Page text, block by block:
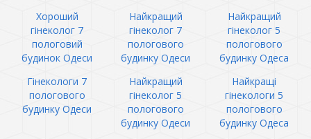
Хороший
гінеколог 7
пологовий
будинок Одеси
Найкращий
гінеколог 7
пологового
будинку Одеси
Найкращий
гінеколог 5
пологового
будинку Одеса
Гінекологи 7
пологового
будинку Одеси
Найкращий
гінеколог 5
пологового
будинку Одеси
Найкращі
гінекологи 5
пологового
будинку Одеса